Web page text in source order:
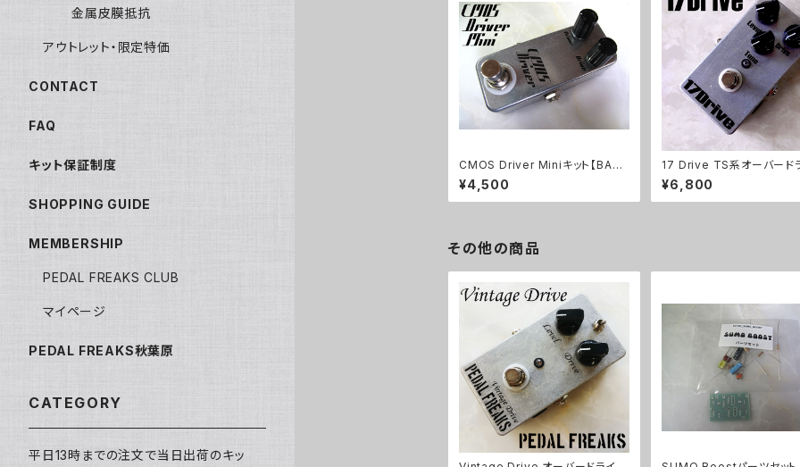
CMOS Driver Miniキット【BASI
C KIT】
¥4,500
17 Drive TS系オーバード
キット【BASIC KIT】
¥6,800
その他の商品
金属皮膜抵抗
アウトレット・限定特価
CONTACT
FAQ
キット保証制度
SHOPPING GUIDE
MEMBERSHIP
PEDAL FREAKS CLUB
マイページ
PEDAL FREAKS秋葉原
CATEGORY
平日13時までの注文で当日出荷のキッ